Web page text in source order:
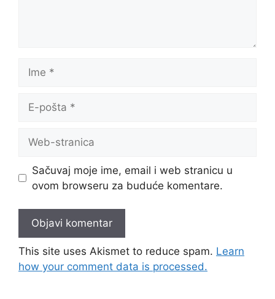
pošta
stranica
Sačuvaj moje ime, email i web stranicu u
ovom browseru za buduće komentare.
This site uses Akismet to reduce spam. Learn
how your comment data is processed.